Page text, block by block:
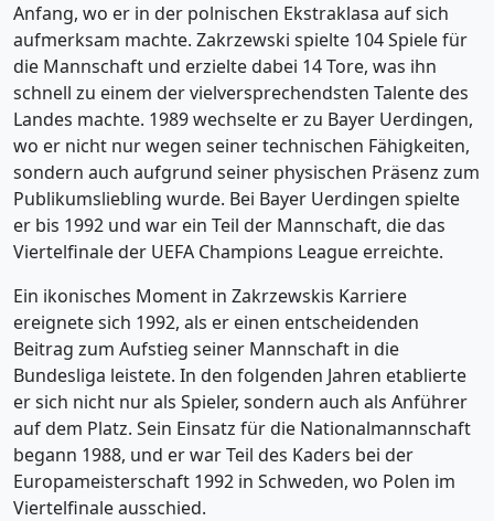
Anfang, wo er in der polnischen Ekstraklasa auf sich
aufmerksam machte. Zakrzewski spielte 104 Spiele für
die Mannschaft und erzielte dabei 14 Tore, was ihn
schnell zu einem der vielversprechendsten Talente des
Landes machte. 1989 wechselte er zu Bayer Uerdingen,
wo er nicht nur wegen seiner technischen Fähigkeiten,
sondern auch aufgrund seiner physischen Präsenz zum
Publikumsliebling wurde. Bei Bayer Uerdingen spielte
er bis 1992 und war ein Teil der Mannschaft, die das
Viertelfinale der UEFA Champions League erreichte.
Ein ikonisches Moment in Zakrzewskis Karriere
ereignete sich 1992, als er einen entscheidenden
Beitrag zum Aufstieg seiner Mannschaft in die
Bundesliga leistete. In den folgenden Jahren etablierte
er sich nicht nur als Spieler, sondern auch als Anführer
auf dem Platz. Sein Einsatz für die Nationalmannschaft
begann 1988, und er war Teil des Kaders bei der
Europameisterschaft 1992 in Schweden, wo Polen im
Viertelfinale ausschied.